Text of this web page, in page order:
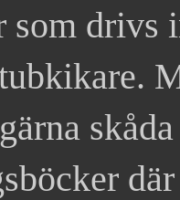
som drivs